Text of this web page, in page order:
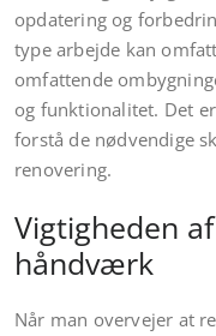
opdatering og
type arbejde kan
omfattende
og funktionalitet. Det
forstå de nødvendige
renovering.
Vigtigheden
håndværk
Når man overvejer at